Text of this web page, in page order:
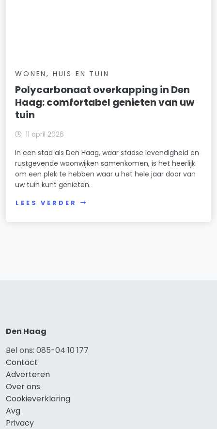
WONEN, HUIS EN TUIN
Polycarbonaat overkapping in Den
Haag: comfortabel genieten van uw
tuin
11 april 2026
In een stad als Den Haag, waar stadse levendigheid en
rustgevende woonwijken samenkomen, is het heerlijk
om een plek te hebben waar u het hele jaar door van
uw tuin kunt genieten.
LEES VERDER
Den Haag
Bel ons: 085-04 10 177
Contact
Adverteren
Over ons
Cookieverklaring
Avg
Privacy